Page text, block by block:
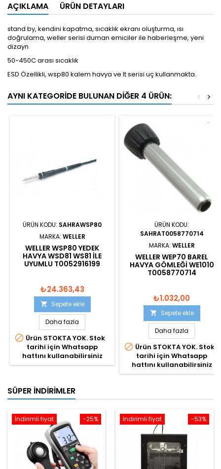
AÇIKLAMA ÜRÜN DETAYLARI
stand by, kendini kapatma, sıcaklık ekranı oluşturma, ısı
doğrulama, weller serisi duman emiciler ile haberleşme, yeni
dizayn
50-450C arası sıcaklık
ESD Özellikli, wsp80 kalem havya ve lt serisi uç kullanmakta.
AYNI KATEGORIDE BULUNAN DIĞER 4 ÜRÜN: >
<
ÜRÜN KODU: SAHRAWSP80
MARKA: WELLER
WELLER WSP80 YEDEK
HAVYA WSD81 WS81 ILE
UYUMLU T0052916199
₺24.363,43
 Sepete ekle
Daha fazla
 Ürün STOKTA YOK. Stok
tarihi için Whatsapp
hattını kullanabilirsiniz
ÜRÜN KODU:
SAHRAT0058770714
MARKA: WELLER
WELLER WEP70 BAREL
HAVYA GÖMLEĞI WE1010
T0058770714
₺1.032,00
 Sepete ekle
Daha fazla
 Ürün STOKTA YOK. Stok
tarihi için Whatsapp
hattını kullanabilirsiniz
SÜPER İNDIRIMLER
-25%
İndirimli fiyat -53%
İndirimli fiyat